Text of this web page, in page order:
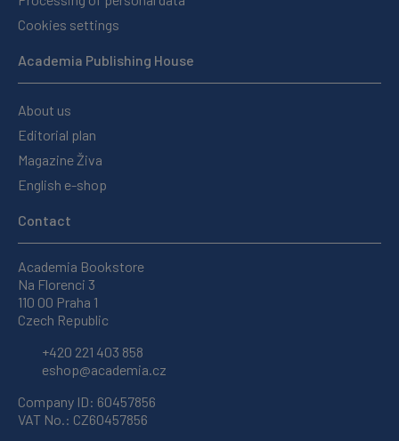
Cookies settings
Academia Publishing House
About us
Editorial plan
Magazine Živa
English e-shop
Contact
Academia Bookstore
Na Florenci 3
110 00 Praha 1
Czech Republic
+420 221 403 858
eshop@academia.cz
Company ID: 60457856
VAT No.: CZ60457856